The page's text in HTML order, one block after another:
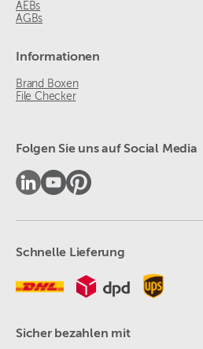
AEBs
AGBs
Informationen
Brand Boxen
File Checker
Folgen Sie uns auf Social Media
Schnelle Lieferung
Sicher bezahlen mit